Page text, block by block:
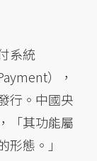
系統
），
行。中國央
「其功能屬
態。」